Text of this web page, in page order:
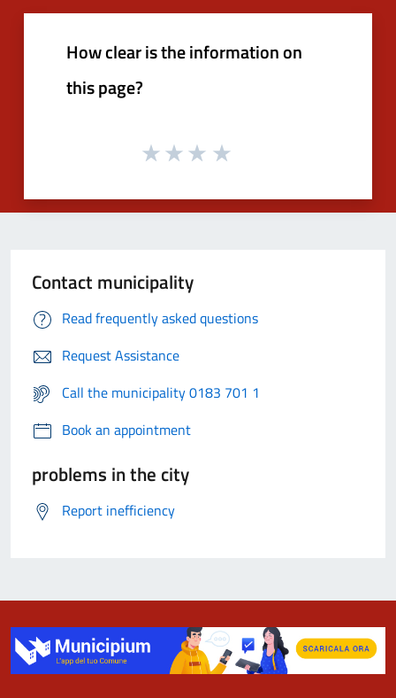
How clear is the information on
this page?
Contact municipality
Read frequently asked questions
Request Assistance
Call the municipality 0183 701 1
Book an appointment
problems in the city
Report inefficiency